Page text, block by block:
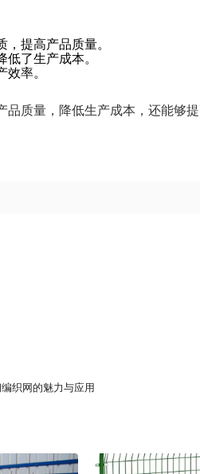
提高产品质量。
了生产成本。
率。
质量，降低生产成本，还能够
织网的魅力与应用